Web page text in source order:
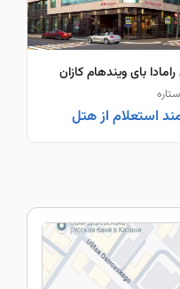
بای ویندهام کازان
استعلام از هتل